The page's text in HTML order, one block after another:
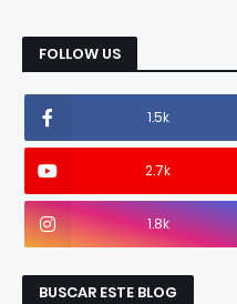
FOLLOW US
1.5k
2.7k
1.8k
BUSCAR ESTE BLOG